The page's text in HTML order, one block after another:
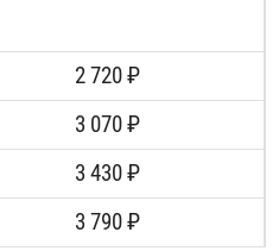
2 720 ₽
3 070 ₽
3 430 ₽
3 790 ₽